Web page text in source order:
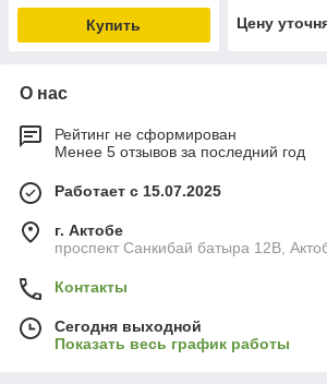
Купить Цену
О нас
Рейтинг не сформирован
Менее 5 отзывов за последний год
Работает с 15.07.2025
г. Актобе
проспект Санкибай батыра 12В,
Контакты
Сегодня выходной
Показать весь график работы